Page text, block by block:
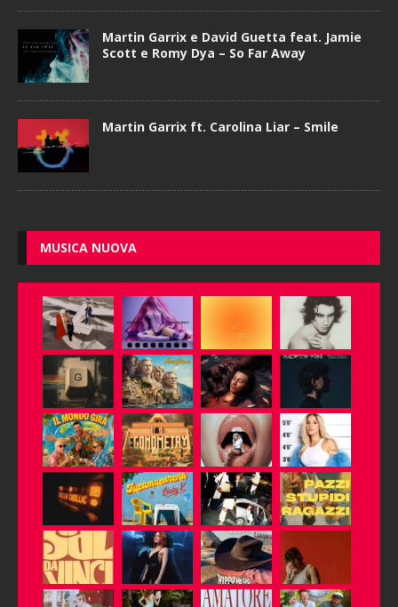
Martin Garrix e David Guetta feat. Jamie
Scott e Romy Dya – So Far Away
Martin Garrix ft. Carolina Liar – Smile
MUSICA NUOVA